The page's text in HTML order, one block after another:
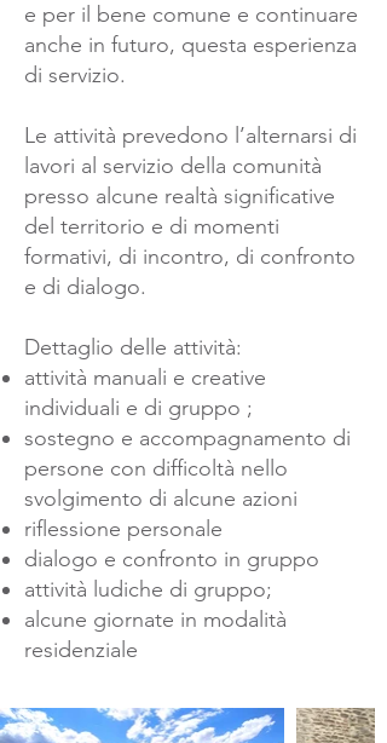
e per il bene comune e continuare
anche in futuro, questa esperienza
di servizio.
Le attività prevedono l’alternarsi di
lavori al servizio della comunità
presso alcune realtà significative
del territorio e di momenti
formativi, di incontro, di confronto
e di dialogo.
Dettaglio delle attività:
attività manuali e creative
individuali e di gruppo ;
sostegno e accompagnamento di
persone con difficoltà nello
svolgimento di alcune azioni
riflessione personale
dialogo e confronto in gruppo
attività ludiche di gruppo;
alcune giornate in modalità
residenziale